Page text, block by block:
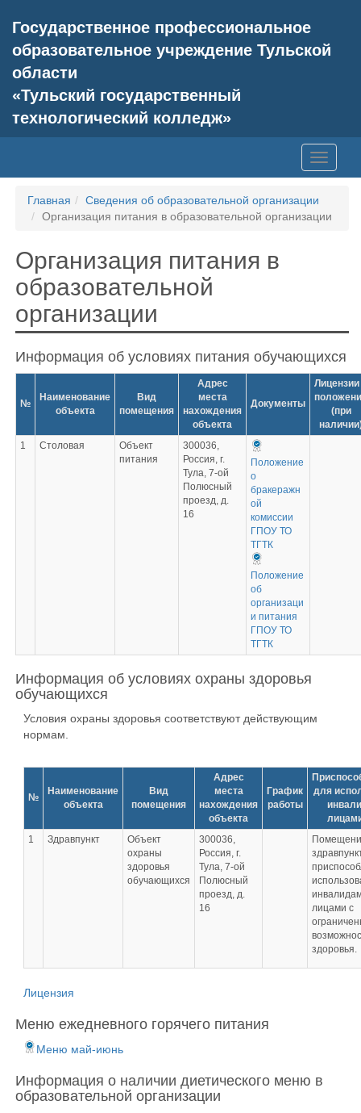
Государственное профессиональное
образовательное учреждение Тульской
области
«Тульский государственный
технологический колледж»
Главная
Сведения об образовательной организации
Организация питания в образовательной организации
Организация питания в
образовательной
организации
Информация об условиях питания обучающихся
№
Наименование
объекта
Вид
помещения
Адрес
места
нахождения
объекта
Документы
Лицензии
(при
1
Столовая
Объект
питания
300036,
Россия, г.
Тула, 7-ой
Полюсный
проезд, д.
16
Положение
о
бракеражн
ой
комиссии
ГПОУ ТО
ТГТК
Положение
об
организаци
и питания
ГПОУ ТО
ТГТК
Информация об условиях охраны здоровья
обучающихся
Условия охраны здоровья соответствуют действующим
нормам.
№
Наименование
объекта
Вид
помещения
Адрес
места
нахождения
объекта
График
работы
для
1
Здравпункт
Объект
охраны
здоровья
обучающихся
300036,
Россия, г.
Тула, 7-ой
Полюсный
проезд, д.
16
лицами с
здоровья.
Лицензия
Меню ежедневного горячего питания
Меню май-июнь
Информация о наличии диетического меню в
образовательной организации